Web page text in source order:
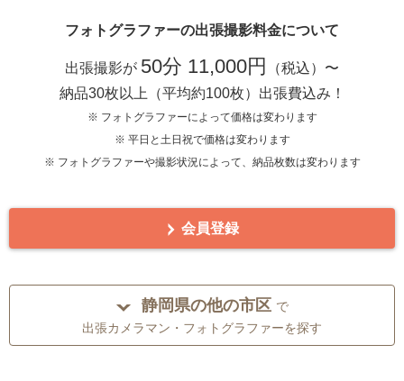
フォトグラファーの出張撮影料金について
出張撮影が 50分 11,000円
（税込）〜
納品30枚以上（平均約100枚）出張費込み！
※ フォトグラファーによって価格は変わります
※ 平日と土日祝で価格は変わります
※ フォトグラファーや撮影状況によって、納品枚数は変わります
会員登録
静岡県の他の市区 で
出張カメラマン・フォトグラファーを探す